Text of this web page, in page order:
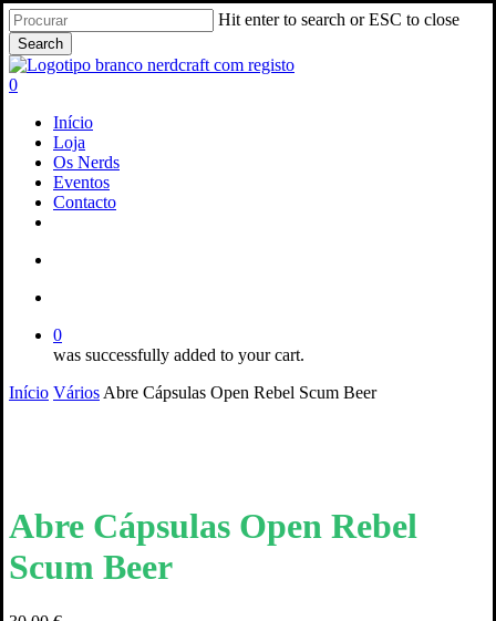
Skip
to
main
content
Hit enter to search or ESC to close
Search
Close
Search
search
account
0
Início
Loja
Os Nerds
Eventos
Contacto
0
was successfully added to your cart.
Início Vários Abre Cápsulas Open Rebel Scum Beer
Abre Cápsulas Open Rebel
Scum Beer